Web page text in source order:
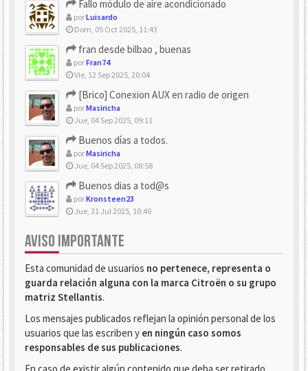
Fallo módulo de aire acondicionado
porLuisardo
Dom, 05 Oct 2025, 11:43
fran desde bilbao , buenas
porFran74
Vie, 12 Sep 2025, 20:04
[Brico] Conexion AUX en radio de origen
porMasiricha
Jue, 04 Sep 2025, 09:11
Buenos días a todos.
porMasiricha
Jue, 04 Sep 2025, 08:58
Buenos dias a tod@s
porKronsteen23
Jue, 31 Jul 2025, 10:40
AVISO IMPORTANTE
Esta comunidad de usuarios no pertenece, representa o
guarda relación alguna con la marca Citroën o su grupo
matriz Stellantis.
Los mensajes publicados reflejan la opinión personal de los
usuarios que las escriben y en ningún caso somos
responsables de sus publicaciones.